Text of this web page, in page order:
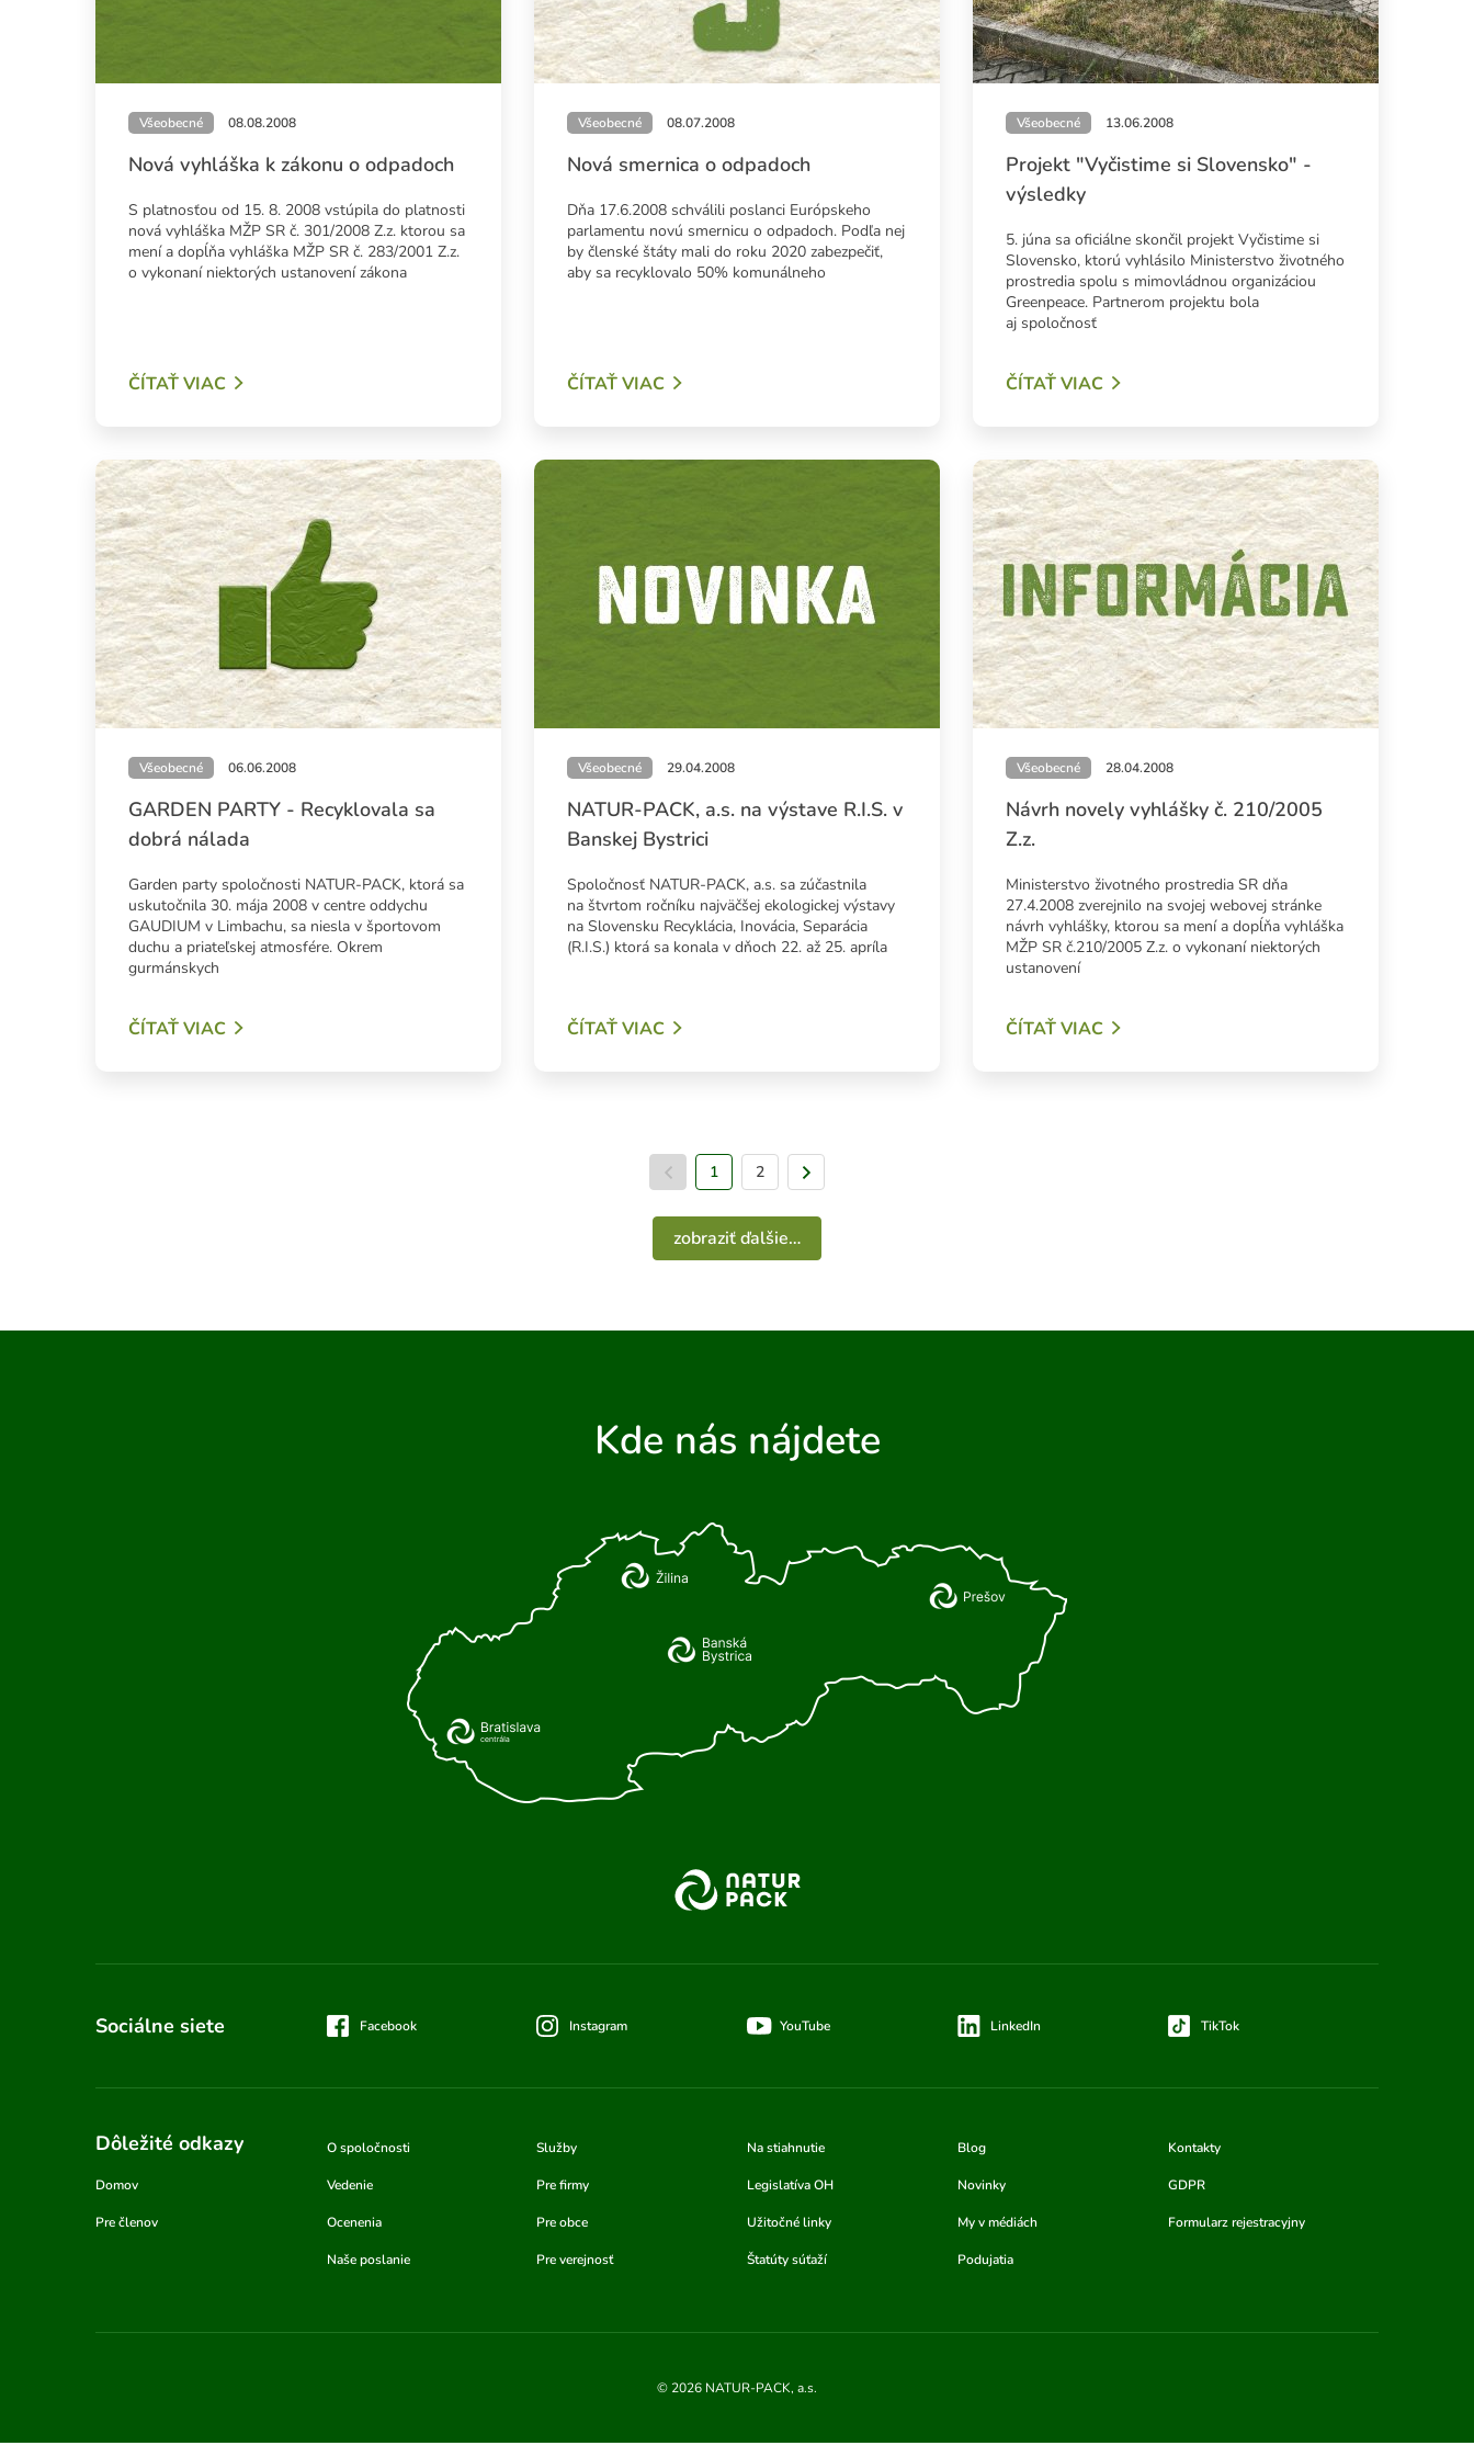
Všeobecné 08.08.2008
Nová vyhláška k zákonu o odpadoch
S platnosťou od 15. 8. 2008 vstúpila do platnosti
nová vyhláška MŽP SR č. 301/2008 Z.z. ktorou sa
mení a dopĺňa vyhláška MŽP SR č. 283/2001 Z.z.
o vykonaní niektorých ustanovení zákona
ČÍTAŤ VIAC
Všeobecné 08.07.2008
Nová smernica o odpadoch
Dňa 17.6.2008 schválili poslanci Európskeho
parlamentu novú smernicu o odpadoch. Podľa nej
by členské štáty mali do roku 2020 zabezpečiť,
aby sa recyklovalo 50% komunálneho
ČÍTAŤ VIAC
Všeobecné 13.06.2008
Projekt "Vyčistime si Slovensko" -
výsledky
5. júna sa oficiálne skončil projekt Vyčistime si
Slovensko, ktorú vyhlásilo Ministerstvo životného
prostredia spolu s mimovládnou organizáciou
Greenpeace. Partnerom projektu bola
aj spoločnosť
ČÍTAŤ VIAC
Všeobecné 06.06.2008
GARDEN PARTY - Recyklovala sa
dobrá nálada
Garden party spoločnosti NATUR-PACK, ktorá sa
uskutočnila 30. mája 2008 v centre oddychu
GAUDIUM v Limbachu, sa niesla v športovom
duchu a priateľskej atmosfére. Okrem
gurmánskych
ČÍTAŤ VIAC
Všeobecné 29.04.2008
NATUR-PACK, a.s. na výstave R.I.S. v
Banskej Bystrici
Spoločnosť NATUR-PACK, a.s. sa zúčastnila
na štvrtom ročníku najväčšej ekologickej výstavy
na Slovensku Recyklácia, Inovácia, Separácia
(R.I.S.) ktorá sa konala v dňoch 22. až 25. apríla
ČÍTAŤ VIAC
Všeobecné 28.04.2008
Návrh novely vyhlášky č. 210/2005
Z.z.
Ministerstvo životného prostredia SR dňa
27.4.2008 zverejnilo na svojej webovej stránke
návrh vyhlášky, ktorou sa mení a dopĺňa vyhláška
MŽP SR č.210/2005 Z.z. o vykonaní niektorých
ustanovení
ČÍTAŤ VIAC
Predchádzajúca strana
1 2
zobraziť ďalšie…
Kde nás nájdete
Sociálne siete Facebook Instagram YouTube LinkedIn TikTok
Dôležité odkazy
Domov
Pre členov
O spoločnosti
Vedenie
Ocenenia
Naše poslanie
Služby
Pre firmy
Pre obce
Pre verejnosť
Na stiahnutie
Legislatíva OH
Užitočné linky
Štatúty súťaží
Blog
Novinky
My v médiách
Podujatia
Kontakty
GDPR
Formularz rejestracyjny
© 2026 NATUR-PACK, a.s.